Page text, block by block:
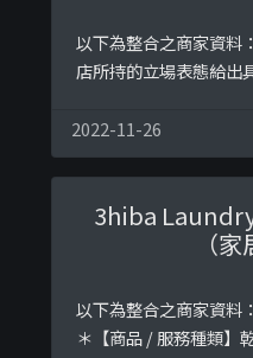
以下為整合之商家資料
店所持的立場表態給出
2022-11-26
3hiba
（
以下為整合之商家資料
＊【商品 / 服務種類】